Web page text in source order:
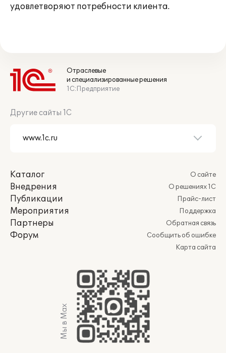
удовлетворяют потребности клиента.
Отраслевые
и специализированные решения
1С:Предприятие
Другие сайты 1С
Каталог
Внедрения
Публикации
Мероприятия
Партнеры
Форум
О сайте
О решениях 1С
Прайс-лист
Поддержка
Обратная связь
Сообщить об ошибке
Карта сайта
Мы в Max